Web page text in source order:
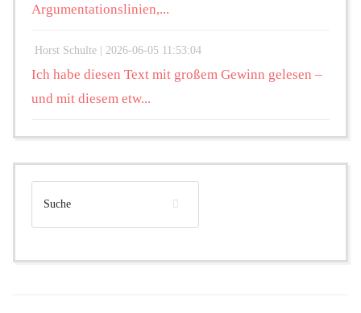
Argumentationslinien,...
Horst Schulte | 2026-06-05 11:53:04
Ich habe diesen Text mit großem Gewinn gelesen –
und mit diesem etw...